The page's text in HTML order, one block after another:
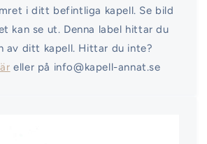
i ditt befintliga kapell. Se bild
kan se ut. Denna label hittar du
av ditt kapell. Hittar du inte?
eller på info@kapell-annat.se